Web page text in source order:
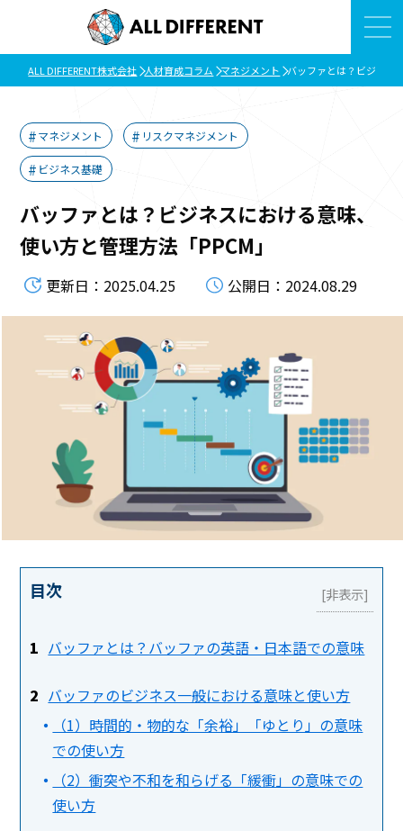
ALL DIFFERENT株式会社 人材育成コラム マネジメント バッファとは？ビジネス
マネジメント リスクマネジメント
ビジネス基礎
バッファとは？ビジネスにおける意味、
使い方と管理方法「PPCM」
更新日：2025.04.25 公開日：2024.08.29
目次
バッファとは？バッファの英語・日本語での意味
バッファのビジネス一般における意味と使い方
（1）時間的・物的な「余裕」「ゆとり」の意味
での使い方
（2）衝突や不和を和らげる「緩衝」の意味での
使い方